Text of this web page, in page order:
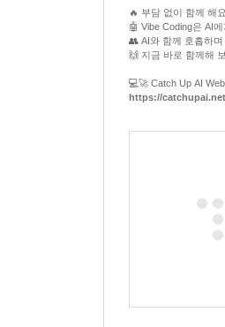
🔥 부담 없이 함께 해
🤖 Vibe Coding은 AI
👥 AI와 함께 호흡하
🙌 지금 바로 함께해
💻🚀 Catch Up AI
https://